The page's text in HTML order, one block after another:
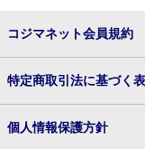
コジマネット会員規約
特定商取引法に基づく
個人情報保護方針